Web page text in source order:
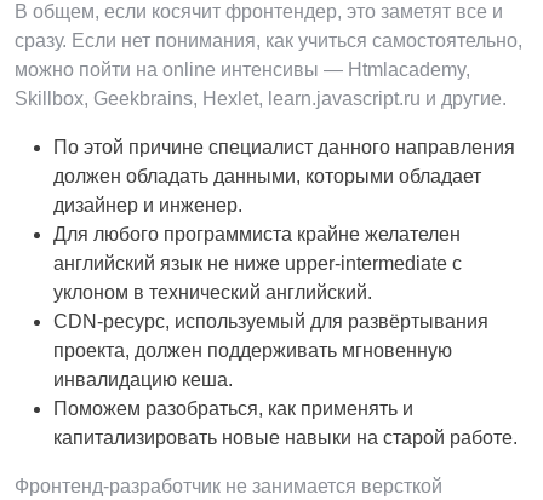
В общем, если косячит фронтендер, это заметят все и
сразу. Если нет понимания, как учиться самостоятельно,
можно пойти на online интенсивы — Htmlacademy,
Skillbox, Geekbrains, Hexlet, learn.javascript.ru и другие.
По этой причине специалист данного направления
должен обладать данными, которыми обладает
дизайнер и инженер.
Для любого программиста крайне желателен
английский язык не ниже upper-intermediate с
уклоном в технический английский.
CDN-ресурс, используемый для развёртывания
проекта, должен поддерживать мгновенную
инвалидацию кеша.
Поможем разобраться, как применять и
капитализировать новые навыки на старой работе.
Фронтенд-разработчик не занимается версткой